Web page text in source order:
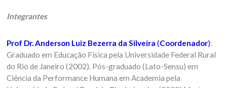
Integrantes
Prof Dr. Anderson Luiz Bezerra da Silveira (Coordenador):
Graduado em Educação Física pela Universidade Federal Rural
do Rio de Janeiro (2002). Pós-graduado (Lato-Sensu) em
Ciência da Performance Humana em Academia pela